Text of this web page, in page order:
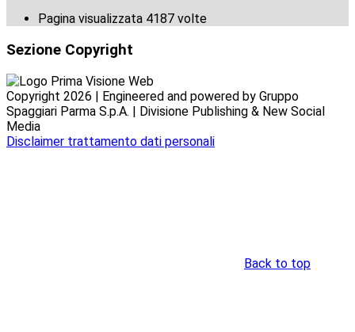
Pagina visualizzata 4187 volte
Sezione Copyright
Copyright 2026 | Engineered and powered by Gruppo
Spaggiari Parma S.p.A. | Divisione Publishing & New Social
Media
Disclaimer trattamento dati personali
Back to top